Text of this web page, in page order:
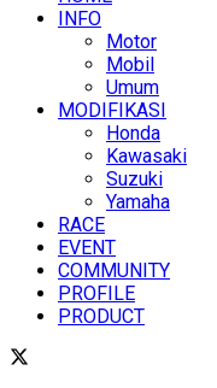
INFO
Motor
Mobil
Umum
MODIFIKASI
Honda
Kawasaki
Suzuki
Yamaha
RACE
EVENT
COMMUNITY
PROFILE
PRODUCT